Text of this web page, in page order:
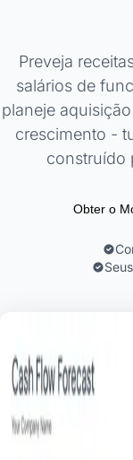
Preveja
salários de
planeje
crescimento -
construído
Obter o